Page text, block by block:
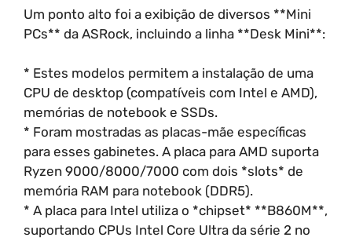
Um ponto alto foi a exibição de diversos **Mini
PCs** da ASRock, incluindo a linha **Desk Mini**:
* Estes modelos permitem a instalação de uma
CPU de desktop (compatíveis com Intel e AMD),
memórias de notebook e SSDs.
* Foram mostradas as placas-mãe específicas
para esses gabinetes. A placa para AMD suporta
Ryzen 9000/8000/7000 com dois *slots* de
memória RAM para notebook (DDR5).
* A placa para Intel utiliza o *chipset* **B860M**,
suportando CPUs Intel Core Ultra da série 2 no